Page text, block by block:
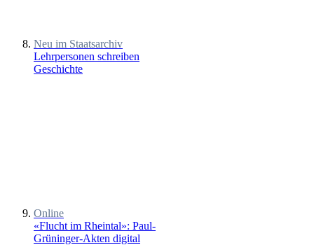
Neu im Staatsarchiv
Lehrpersonen schreiben
Geschichte
Online
«Flucht im Rheintal»: Paul-
Grüninger-Akten digital